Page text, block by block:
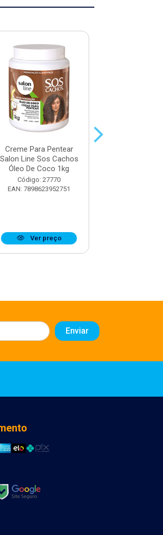
Creme Para Pentear
Salon Line Sos Cachos
Óleo De Coco 1kg
Código: 27770
EAN: 7898623952751
Ver preço